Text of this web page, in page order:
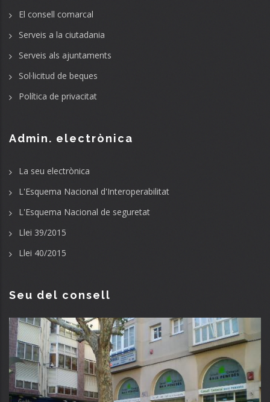
El consell comarcal
Serveis a la ciutadania
Serveis als ajuntaments
Sol·licitud de beques
Política de privacitat
Admin. electrònica
La seu electrònica
L'Esquema Nacional d'Interoperabilitat
L'Esquema Nacional de seguretat
Llei 39/2015
Llei 40/2015
Seu del consell